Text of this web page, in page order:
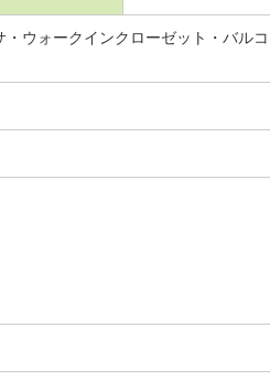
ウォークインクローゼット・バルコ